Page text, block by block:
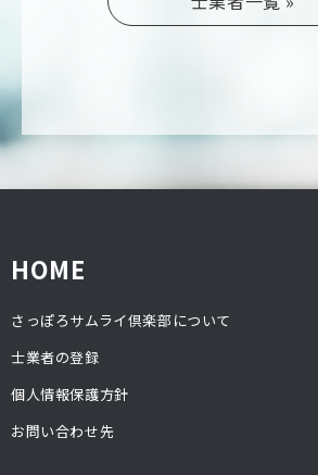
HOME
さっぽろサムライ倶楽部について
士業者の登録
個人情報保護方針
お問い合わせ先